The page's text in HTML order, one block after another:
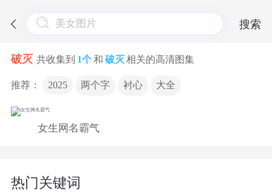
搜索
破灭 共收集到 1个和 破灭相关的高清图集
推荐： 2025 两个字 衬心 大全
女生网名霸气
热门关键词